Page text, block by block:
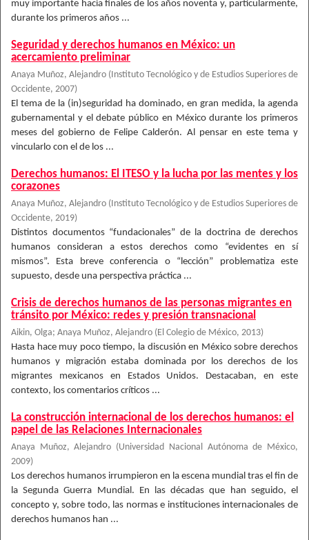
muy importante hacia finales de los años noventa y, particularmente,
durante los primeros años ...
Seguridad y derechos humanos en México: un
acercamiento preliminar
Anaya Muñoz, Alejandro ( Instituto Tecnológico y de Estudios Superiores de
Occidente, 2007)
El tema de la (in)seguridad ha dominado, en gran medida, la agenda
gubernamental y el debate público en México durante los primeros
meses del gobierno de Felipe Calderón. Al pensar en este tema y
vincularlo con el de los ...
Derechos humanos: El ITESO y la lucha por las mentes y los
corazones
Anaya Muñoz, Alejandro ( Instituto Tecnológico y de Estudios Superiores de
Occidente, 2019)
Distintos documentos “fundacionales” de la doctrina de derechos
humanos consideran a estos derechos como “evidentes en sí
mismos”. Esta breve conferencia o “lección” problematiza este
supuesto, desde una perspectiva práctica ...
Crisis de derechos humanos de las personas migrantes en
tránsito por México: redes y presión transnacional
Aikin, Olga; Anaya Muñoz, Alejandro ( El Colegio de México, 2013)
Hasta hace muy poco tiempo, la discusión en México sobre derechos
humanos y migración estaba dominada por los derechos de los
migrantes mexicanos en Estados Unidos. Destacaban, en este
contexto, los comentarios críticos ...
La construcción internacional de los derechos humanos: el
papel de las Relaciones Internacionales
Anaya Muñoz, Alejandro (Universidad Nacional Autónoma de México,
2009)
Los derechos humanos irrumpieron en la escena mundial tras el fin de
la Segunda Guerra Mundial. En las décadas que han seguido, el
concepto y, sobre todo, las normas e instituciones internacionales de
derechos humanos han ...